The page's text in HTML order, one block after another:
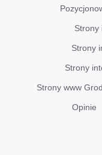
Strony
Strony
Strony
Strony www
Opinie